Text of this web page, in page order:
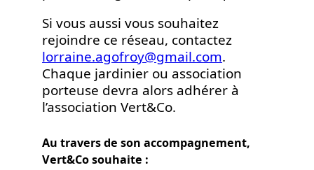
Si vous aussi vous souhaitez
rejoindre ce réseau, contactez
lorraine.agofroy@gmail.com.
Chaque jardinier ou association
porteuse devra alors adhérer à
l’association Vert&Co.
Au travers de son accompagnement,
Vert&Co souhaite :